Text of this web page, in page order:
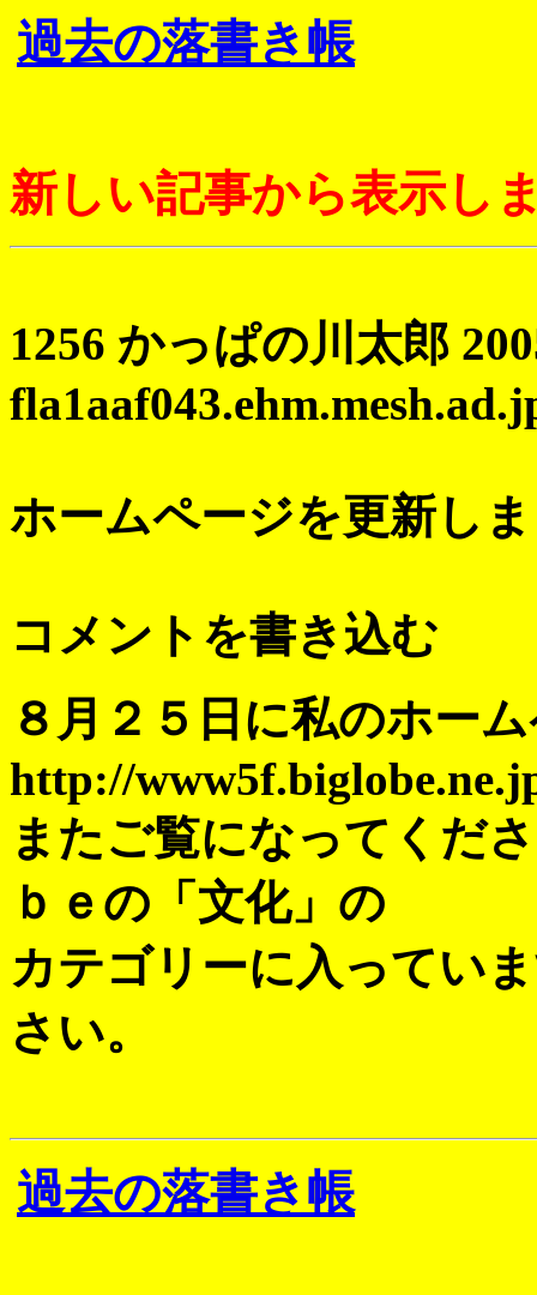
過去の落書き帳
新しい記事から表示し
1256 かっぱの川太郎
ホームページを更新し
コメントを書き込む
８月２５日に私のホー
http://
またご覧になってくだ
ｂｅの「文化」の
カテゴリーに入ってい
さい。
過去の落書き帳